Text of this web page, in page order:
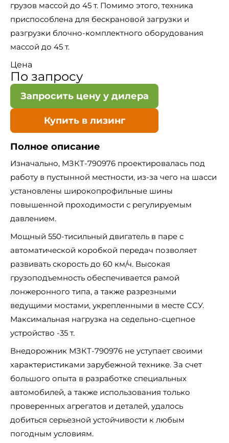
грузов массой до 45 т. Помимо этого, техника
приспособлена для бескрановой загрузки и
разгрузки блочно-комплектного оборудования
массой до 45 т.
Цена
По запросу
Запросить цену у дилера
Купить в лизинг
Полное описание
Изначально, МЗКТ-790976 проектировалась под
работу в пустынной местности, из-за чего на шасси
установлены широкопрофильные шины
повышенной проходимости с регулируемым
давлением.
Мощный 550-тисильный двигатель в паре с
автоматической коробкой передач позволяет
развивать скорость до 60 км/ч. Высокая
грузоподъемность обеспечивается рамой
лонжеронного типа, а также разрезными
ведущими мостами, укрепленными в месте ССУ.
Максимальная нагрузка на седельно-сцепное
устройство -35 т.
Внедорожник МЗКТ-790976 не уступает своими
характеристиками зарубежной технике. За счет
большого опыта в разработке специальных
автомобилей, а также использования только
проверенных агрегатов и деталей, удалось
добиться серьезной устойчивости к любым
погодным условиям.